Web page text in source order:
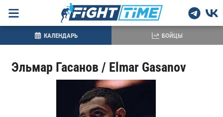
Эльмар Гасанов / Elmar Gasanov
КАЛЕНДАРЬ БОЙЦЫ